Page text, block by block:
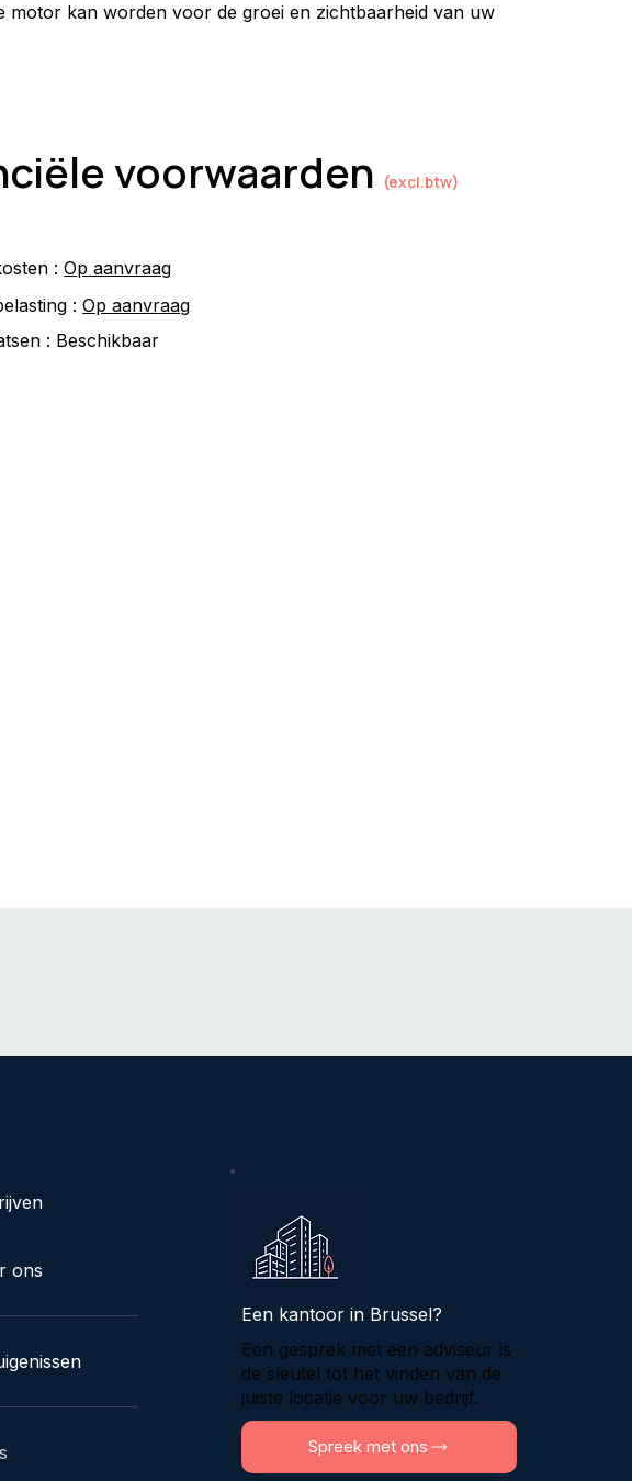
motor kan worden voor de groei en zichtbaarheid van uw
voorwaarden (excl.btw)
: Op aanvraag
: Op aanvraag
: Beschikbaar
ons
Een kantoor in Brussel?
Een gesprek met een adviseur is
de sleutel tot het vinden van de
juiste locatie voor uw bedrijf.
Spreek met ons